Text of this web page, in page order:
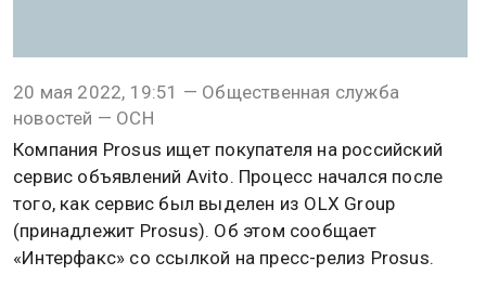
20 мая 2022, 19:51 — Общественная служба
новостей — ОСН
Компания Prosus ищет покупателя на российский
сервис объявлений Avito. Процесс начался после
того, как сервис был выделен из OLX Group
(принадлежит Prosus). Об этом сообщает
«Интерфакс» со ссылкой на пресс-релиз Prosus.